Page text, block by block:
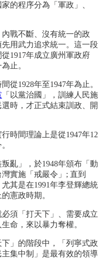
的程序分為「軍政」、
戰不斷、沒有統一的政
用武力追求統一。這一段
1917年成立廣州軍政府
止。
從1928年至1947年為止。
「以黨治國」，訓練人民施
時，才正式結束訓政、開
時間理論上是從1947年12
亂」，於1948年頒布「動
實施「戒嚴令」; 直到
其是在1991年李登輝總統
憲政時期。
須「打天下」、需要成立
命，來以暴力奪權。
」的階段中，「列寧式政
集中制」是最有效的領導